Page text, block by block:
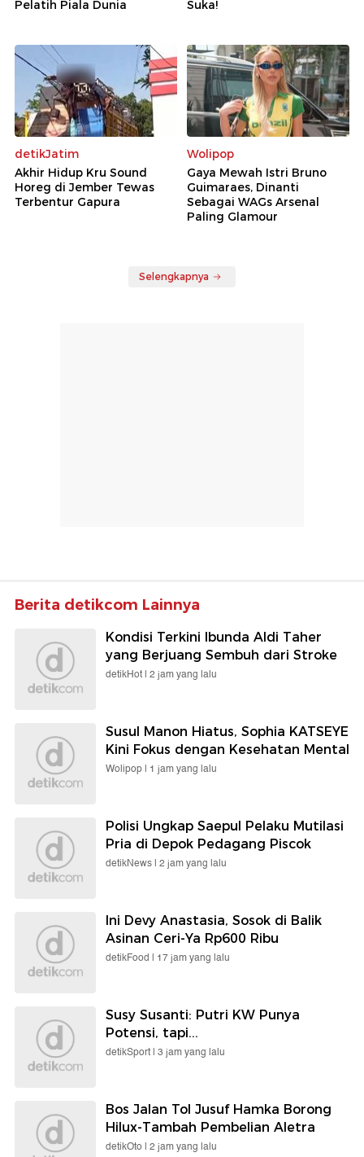
Pelatih Piala Dunia Suka!
detikJatim
Akhir Hidup Kru Sound
Horeg di Jember Tewas
Terbentur Gapura
Wolipop
Gaya Mewah Istri Bruno
Guimaraes, Dinanti
Sebagai WAGs Arsenal
Paling Glamour
Selengkapnya
Berita detikcom Lainnya
Kondisi Terkini Ibunda Aldi Taher
yang Berjuang Sembuh dari Stroke
detikHot | 2 jam yang lalu
Susul Manon Hiatus, Sophia KATSEYE
Kini Fokus dengan Kesehatan Mental
Wolipop | 1 jam yang lalu
Polisi Ungkap Saepul Pelaku Mutilasi
Pria di Depok Pedagang Piscok
detikNews | 2 jam yang lalu
Ini Devy Anastasia, Sosok di Balik
Asinan Ceri-Ya Rp600 Ribu
detikFood | 17 jam yang lalu
Susy Susanti: Putri KW Punya
Potensi, tapi...
detikSport | 3 jam yang lalu
Bos Jalan Tol Jusuf Hamka Borong
Hilux-Tambah Pembelian Aletra
detikOto | 2 jam yang lalu